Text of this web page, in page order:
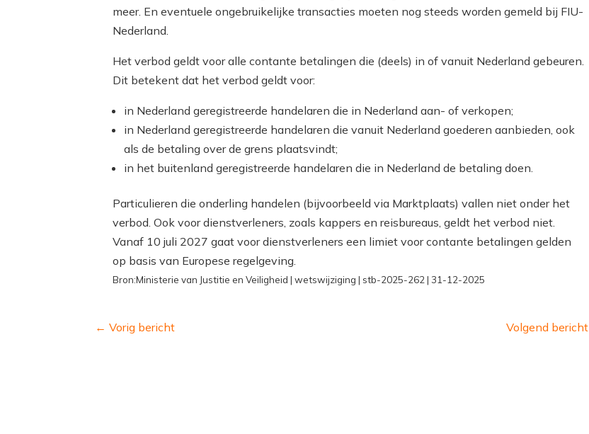
meer. En eventuele ongebruikelijke transacties moeten nog steeds worden gemeld bij FIU-
Nederland.
Het verbod geldt voor alle contante betalingen die (deels) in of vanuit Nederland gebeuren.
Dit betekent dat het verbod geldt voor:
in Nederland geregistreerde handelaren die in Nederland aan- of verkopen;
in Nederland geregistreerde handelaren die vanuit Nederland goederen aanbieden, ook
als de betaling over de grens plaatsvindt;
in het buitenland geregistreerde handelaren die in Nederland de betaling doen.
Particulieren die onderling handelen (bijvoorbeeld via Marktplaats) vallen niet onder het
verbod. Ook voor dienstverleners, zoals kappers en reisbureaus, geldt het verbod niet.
Vanaf 10 juli 2027 gaat voor dienstverleners een limiet voor contante betalingen gelden
op basis van Europese regelgeving.
Bron:Ministerie van Justitie en Veiligheid | wetswijziging | stb-2025-262 | 31-12-2025
←Vorig bericht Volgend bericht